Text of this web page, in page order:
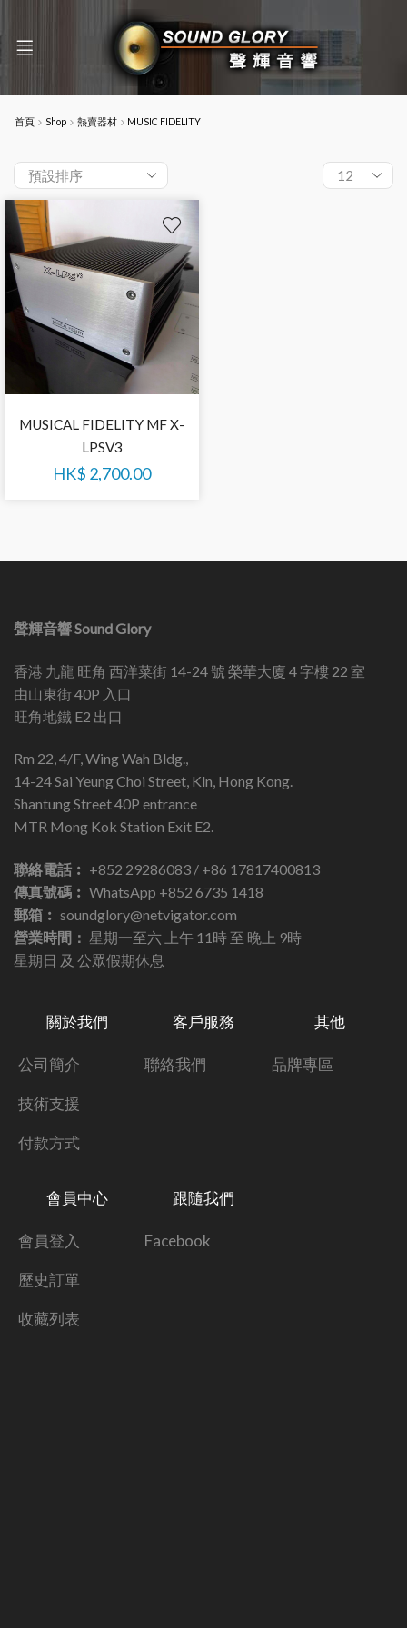
首頁 Shop 熱賣器材 MUSIC FIDELITY
MUSICAL FIDELITY MF X-
LPSV3
HK$ 2,700.00
聲輝音響 Sound Glory
香港 九龍 旺角 西洋菜街 14-24 號 榮華大廈 4 字樓 22 室
由山東街 40P 入口
旺角地鐵 E2 出口
Rm 22, 4/F, Wing Wah Bldg.,
14-24 Sai Yeung Choi Street, Kln, Hong Kong.
Shantung Street 40P entrance
MTR Mong Kok Station Exit E2.
聯絡電話︰ +852 29286083 / +86 17817400813
傳真號碼︰ WhatsApp +852 6735 1418
郵箱︰ soundglory@netvigator.com
營業時間： 星期一至六 上午 11時 至 晚上 9時
星期日 及 公眾假期休息
關於我們
公司簡介
技術支援
付款方式
客戶服務
聯絡我們
其他
品牌專區
會員中心
會員登入
歷史訂單
收藏列表
跟隨我們
Facebook